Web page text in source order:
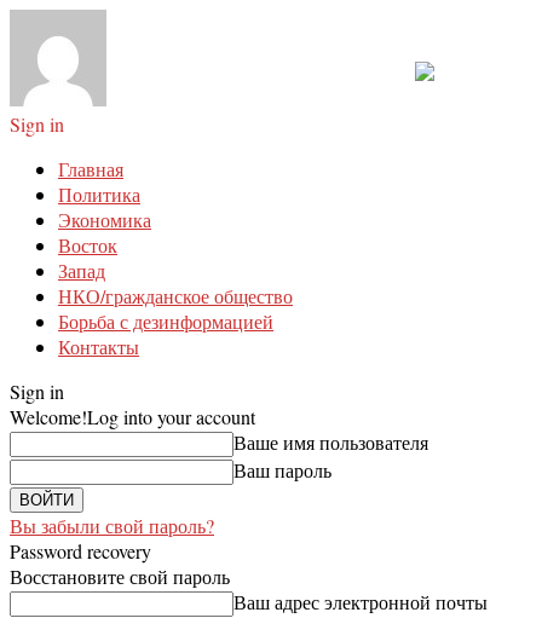
Sign in
Главная
Политика
Экономика
Восток
Запад
НКО/гражданское общество
Борьба с дезинформацией
Контакты
Sign in
Welcome!Log into your account
Ваше имя пользователя
Ваш пароль
Вы забыли свой пароль?
Password recovery
Восстановите свой пароль
Ваш адрес электронной почты